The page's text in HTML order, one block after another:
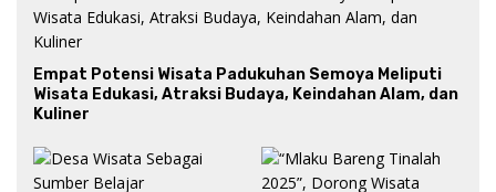
Empat Potensi Wisata Padukuhan Semoya Meliputi
Wisata Edukasi, Atraksi Budaya, Keindahan Alam, dan
Kuliner